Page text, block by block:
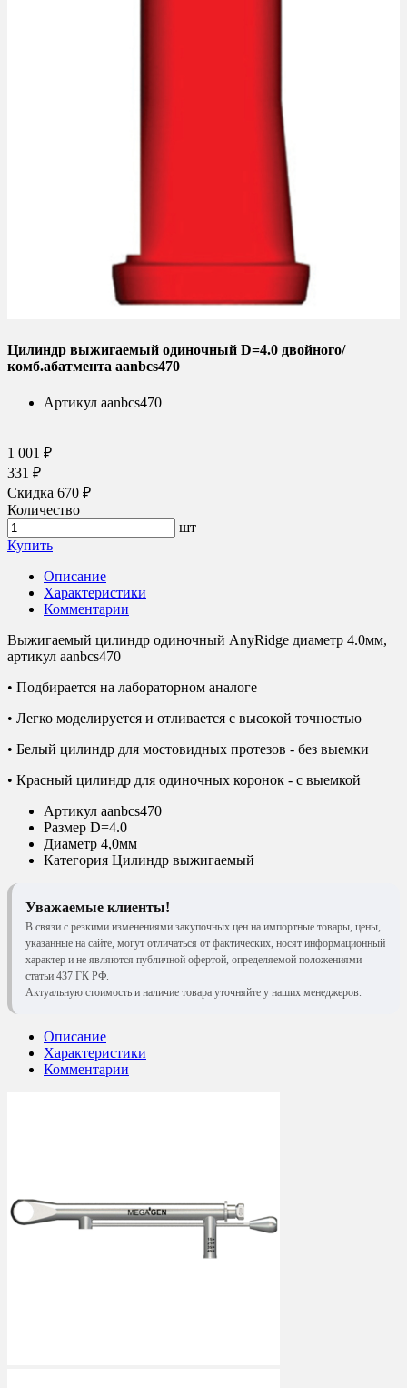
Цилиндр выжигаемый одиночный D=4.0 двойного/
комб.абатмента aanbcs470
Артикул aanbcs470
1 001 ₽
331 ₽
Скидка 670 ₽
Количество
шт
Купить
Описание
Характеристики
Комментарии
Выжигаемый цилиндр одиночный AnyRidge диаметр 4.0мм,
артикул aanbcs470
• Подбирается на лабораторном аналоге
• Легко моделируется и отливается с высокой точностью
• Белый цилиндр для мостовидных протезов - без выемки
• Красный цилиндр для одиночных коронок - с выемкой
Артикул aanbcs470
Размер D=4.0
Диаметр 4,0мм
Категория Цилиндр выжигаемый
Уважаемые клиенты!
В связи с резкими изменениями закупочных цен на импортные товары, цены,
указанные на сайте, могут отличаться от фактических, носят информационный
характер и не являются публичной офертой, определяемой положениями
статьи 437 ГК РФ.
Актуальную стоимость и наличие товара уточняйте у наших менеджеров.
Описание
Характеристики
Комментарии